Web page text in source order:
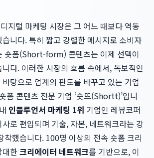
지털 마케팅 시장은 그 어느 때보다 역동
니다. 특히 짧고 강렬한 메시지로 소비자
숏폼(Short-form) 콘텐츠는 이제 선택이
다. 이러한 시장의 흐름 속에서, 독보적인
탕으로 업계의 판도를 바꾸고 있는 기업
폼 콘텐츠 전문 기업 ‘숏뜨(Shortt)’입니
인플루언서 마케팅 1위 기업인 레뷰코퍼
로 편입되며 기술, 자본, 네트워크라는 강
착했습니다. 100명 이상의 전속 숏폼 크리
대한크리에이터 네트워크를 기반으로, 이